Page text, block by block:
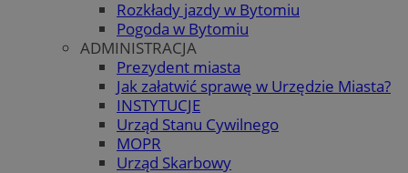
Rozkłady jazdy w Bytomiu
Pogoda w Bytomiu
ADMINISTRACJA
Prezydent miasta
Jak załatwić sprawę w Urzędzie Miasta?
INSTYTUCJE
Urząd Stanu Cywilnego
MOPR
Urząd Skarbowy